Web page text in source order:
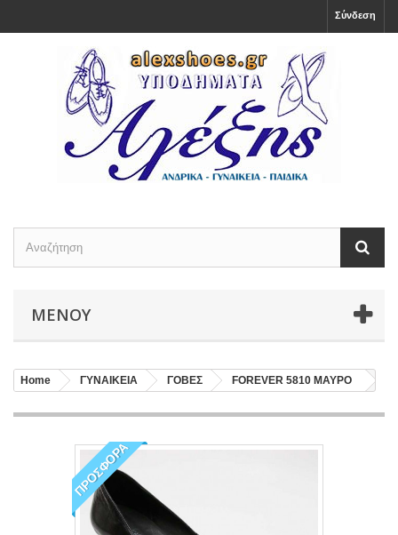
Σύνδεση
ΜΕΝΟΎ
Home ΓΥΝΑΙΚΕΙΑ ΓΟΒΕΣ FOREVER 5810 ΜΑΥΡΟ
ΠΡΟΣΦΟΡΆ